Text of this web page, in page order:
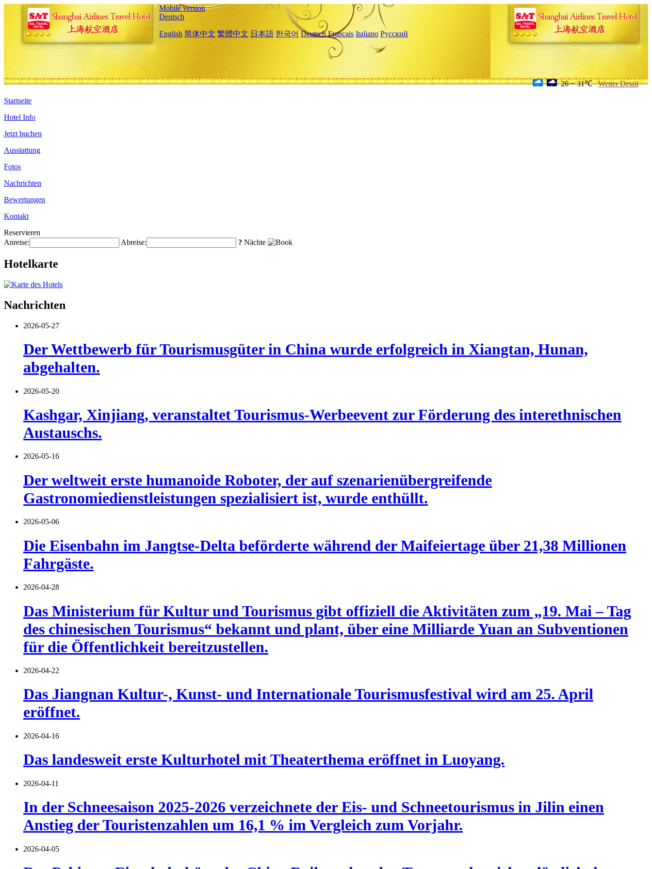
Mobile version
Deutsch
English 简体中文 繁體中文 日本語 한국어 Deutsch Français Italiano Русский
26 ~ 31℃ Wetter Detail
Startseite
Hotel Info
Jetzt buchen
Ausstattung
Fotos
Nachrichten
Bewertungen
Kontakt
Reservieren
Anreise:
Abreise: ? Nächte
Hotelkarte
Nachrichten
2026-05-27
Der Wettbewerb für Tourismusgüter in China wurde erfolgreich in Xiangtan, Hunan,
abgehalten.
2026-05-20
Kashgar, Xinjiang, veranstaltet Tourismus-Werbeevent zur Förderung des interethnischen
Austauschs.
2026-05-16
Der weltweit erste humanoide Roboter, der auf szenarienübergreifende
Gastronomiedienstleistungen spezialisiert ist, wurde enthüllt.
2026-05-06
Die Eisenbahn im Jangtse-Delta beförderte während der Maifeiertage über 21,38 Millionen
Fahrgäste.
2026-04-28
Das Ministerium für Kultur und Tourismus gibt offiziell die Aktivitäten zum „19. Mai – Tag
des chinesischen Tourismus“ bekannt und plant, über eine Milliarde Yuan an Subventionen
für die Öffentlichkeit bereitzustellen.
2026-04-22
Das Jiangnan Kultur-, Kunst- und Internationale Tourismusfestival wird am 25. April
eröffnet.
2026-04-16
Das landesweit erste Kulturhotel mit Theaterthema eröffnet in Luoyang.
2026-04-11
In der Schneesaison 2025-2026 verzeichnete der Eis- und Schneetourismus in Jilin einen
Anstieg der Touristenzahlen um 16,1 % im Vergleich zum Vorjahr.
2026-04-05